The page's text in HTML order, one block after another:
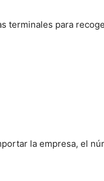
terminales para
la empresa, el